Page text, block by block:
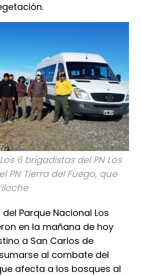
Los 6 brigadistas del PN Los
PN Tierra del Fuego, que
Parque Nacional Los
en la mañana de hoy
a San Carlos de
al combate del
afecta a los bosques al